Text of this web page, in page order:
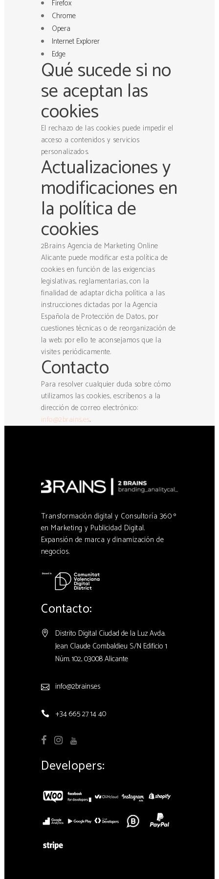
Firefox
Chrome
Opera
Internet Explorer
Edge
Qué sucede si no
se aceptan las
cookies
El rechazo de las cookies puede impedir el
acceso a contenidos y servicios
personalizados.
Actualizaciones y
modificaciones en
la política de
cookies
2Brains Agencia de Marketing Online
Alicante puede modificar esta política de
cookies en función de las exigencias
legislativas, reglamentarias, con la
finalidad de adaptar dicha política a las
instrucciones dictadas por la Agencia
Española de Protección de Datos, por
cuestiones técnicas o de reorganización de
la web; por ello te aconsejamos que la
visites periódicamente.
Contacto
Para resolver cualquier duda sobre cómo
utilizamos las cookies, escríbenos a la
dirección de correo electrónico:
info@2brains,es.
Transformación digital y Consultoría 360 º
en Marketing y Publicidad Digital.
Expansión de marca y dinamización de
negocios.
Contacto:
Distrito Digital Ciudad de la Luz Avda.
Jean Claude Combaldieu S/N Edificio 1
Núm. 102, 03008 Alicante
info@2brains.es
+34 665 27 14 40
Developers: